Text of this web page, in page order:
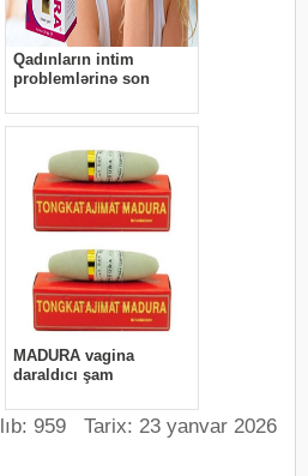
959 Tarix: 23 yanvar 2026